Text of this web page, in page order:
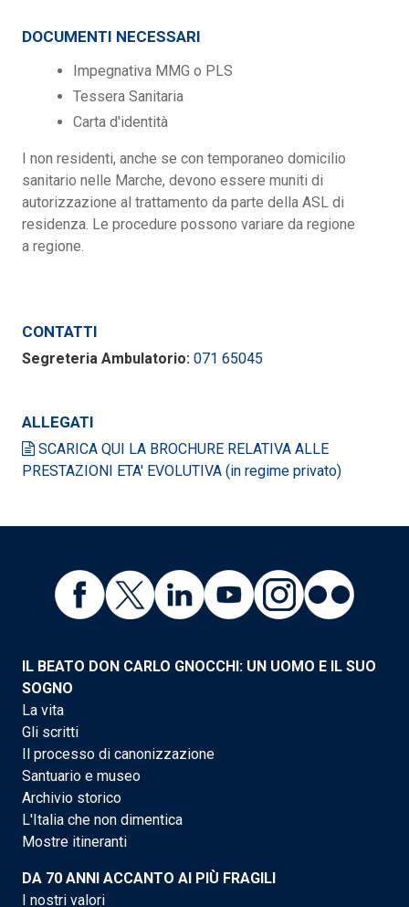
DOCUMENTI NECESSARI
Impegnativa MMG o PLS
Tessera Sanitaria
Carta d'identità
I non residenti, anche se con temporaneo domicilio
sanitario nelle Marche, devono essere muniti di
autorizzazione al trattamento da parte della ASL di
residenza. Le procedure possono variare da regione
a regione.
CONTATTI
Segreteria Ambulatorio: 071 65045
ALLEGATI
SCARICA QUI LA BROCHURE RELATIVA ALLE
PRESTAZIONI ETA' EVOLUTIVA (in regime privato)
IL BEATO DON CARLO GNOCCHI: UN UOMO E IL SUO
SOGNO
La vita
Gli scritti
Il processo di canonizzazione
Santuario e museo
Archivio storico
L'Italia che non dimentica
Mostre itineranti
DA 70 ANNI ACCANTO AI PIÙ FRAGILI
I nostri valori